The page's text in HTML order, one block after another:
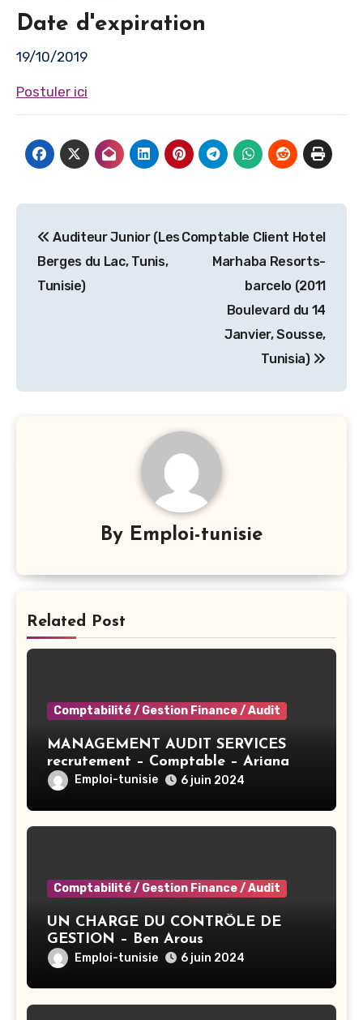
Date d'expiration
19/10/2019
Postuler ici
de
l’article
Auditeur Junior (Les
Berges du Lac, Tunis,
Tunisie)
Comptable Client Hotel
Marhaba Resorts-
barcelo (2011
Boulevard du 14
Janvier, Sousse,
Tunisia)
By Emploi-tunisie
Related Post
Comptabilité / Gestion Finance / Audit
MANAGEMENT AUDIT SERVICES
recrutement – Comptable – Ariana
Emploi-tunisie 6 juin 2024
Comptabilité / Gestion Finance / Audit
UN CHARGE DU CONTRÔLE DE
GESTION – Ben Arous
Emploi-tunisie 6 juin 2024